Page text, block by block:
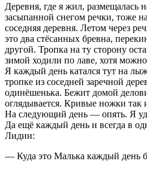
Деревня, где я жил, размещалась
засыпанной снегом речки, тоже
соседняя деревня. Летом через
это два стёсанных бревна,
другой. Тропка на ту сторону
зимой ходили по лаве, хотя
Я каждый день катался тут на
тропке из соседней заречной
одинёшенька. Бежит домой
оглядывается. Кривые ножки так
На следующий день — опять. Я
Да ещё каждый день и всегда в
Лидии:
— Куда это Малька каждый день